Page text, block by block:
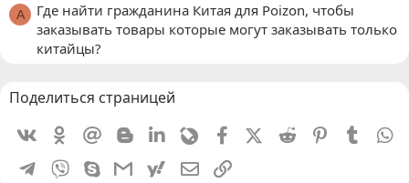
A
Где найти гражданина Китая для Poizon, чтобы
заказывать товары которые могут заказывать только
китайцы?
Поделиться страницей
VkontakteOdnoklassniki
Mail.ru BloggerLinkedin
LivejournalFacebookX (Twitter)
Reddit PinterestTumblr
Telegram
Viber SkypeGmailyahoomailЭлектронная почта